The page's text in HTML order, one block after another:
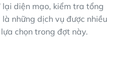
diện mạo, kiểm tra tổng
những dịch vụ được nhiều
chọn trong đợt này.